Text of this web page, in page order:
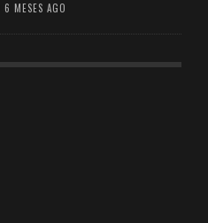
6 MESES AGO